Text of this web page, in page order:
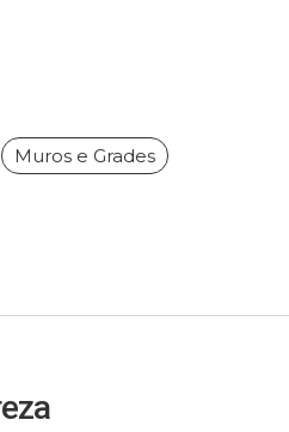
Muros e Grades